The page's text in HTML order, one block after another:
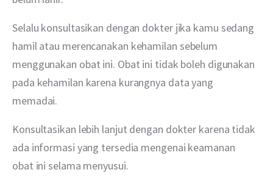
Selalu konsultasikan dengan dokter jika kamu sedang
hamil atau merencanakan kehamilan sebelum
menggunakan obat ini. Obat ini tidak boleh digunakan
pada kehamilan karena kurangnya data yang
memadai.
Konsultasikan lebih lanjut dengan dokter karena tidak
ada informasi yang tersedia mengenai keamanan
obat ini selama menyusui.